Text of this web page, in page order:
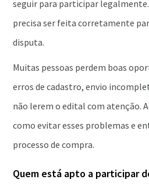
seguir para participar
precisa ser feita corretamente
disputa.
Muitas pessoas perdem boas
erros de cadastro, envio
não lerem o edital com atenção.
como evitar esses problemas e
processo de compra.
Quem está apto a participar